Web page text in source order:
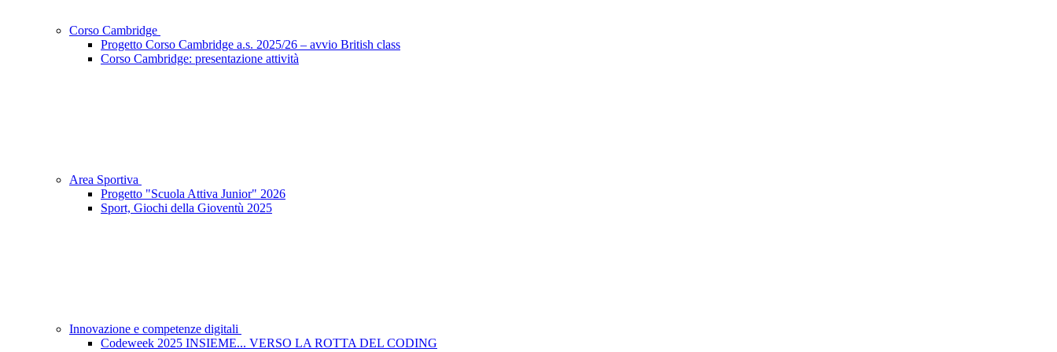
Corso Cambridge
Progetto Corso Cambridge a.s. 2025/26 – avvio British class
Corso Cambridge: presentazione attività
Area Sportiva
Progetto "Scuola Attiva Junior" 2026
Sport, Giochi della Gioventù 2025
Innovazione e competenze digitali
Codeweek 2025 INSIEME... VERSO LA ROTTA DEL CODING